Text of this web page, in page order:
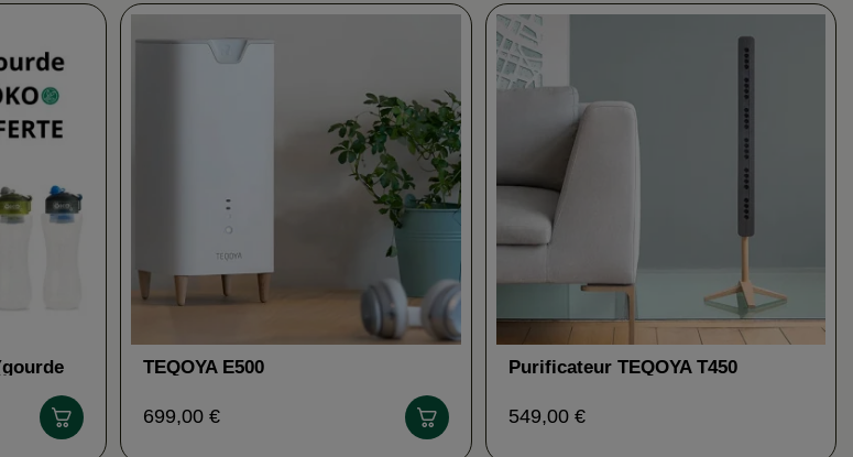
TEQOYA E500
699,00 €
Purificateur TEQOYA T450
549,00 €